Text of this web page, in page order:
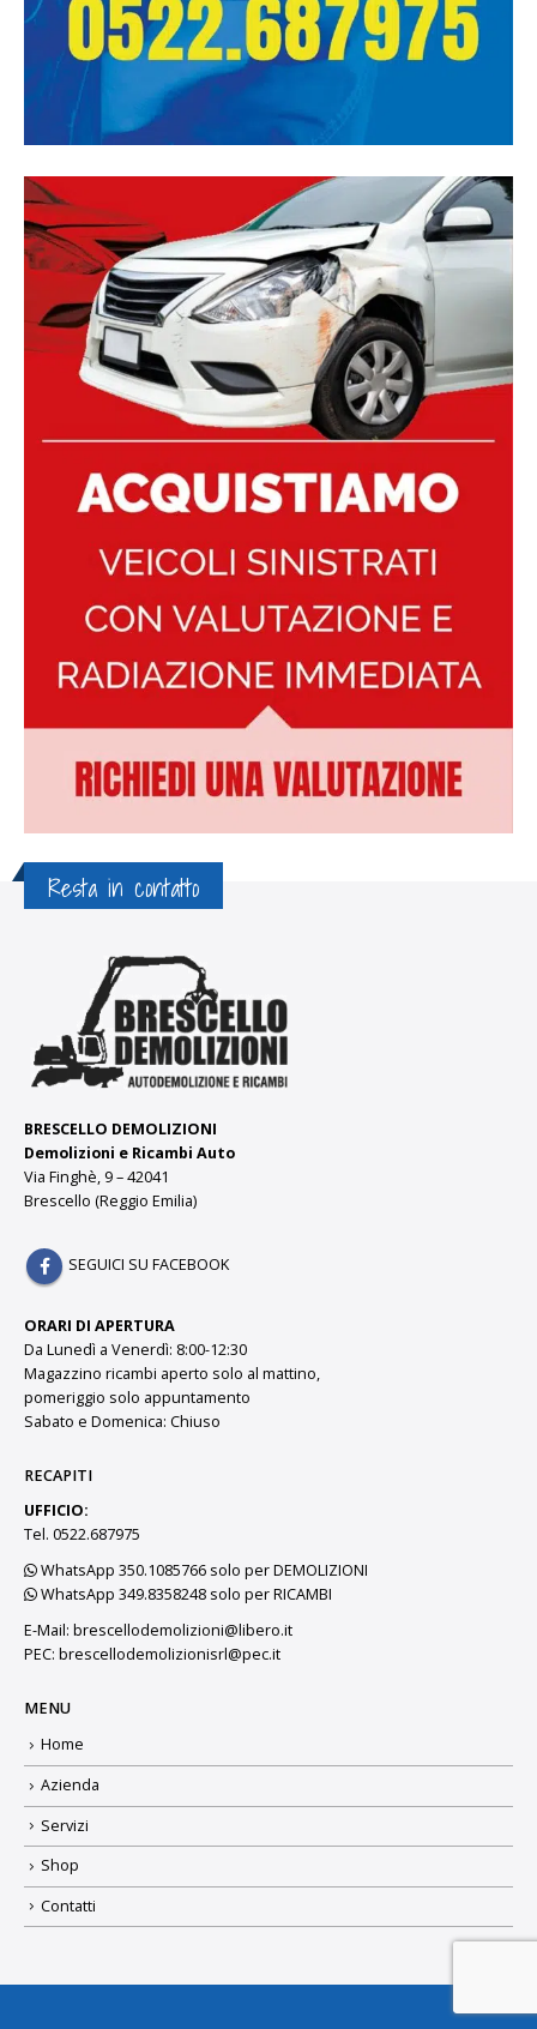
Resta in contatto
BRESCELLO DEMOLIZIONI
Demolizioni e Ricambi Auto
Via Finghè, 9 – 42041
Brescello (Reggio Emilia)
SEGUICI SU FACEBOOK
ORARI DI APERTURA
Da Lunedì a Venerdì: 8:00-12:30
Magazzino ricambi aperto solo al mattino,
pomeriggio solo appuntamento
Sabato e Domenica: Chiuso
RECAPITI
UFFICIO:
Tel. 0522.687975
WhatsApp 350.1085766 solo per DEMOLIZIONI
WhatsApp 349.8358248 solo per RICAMBI
E-Mail: brescellodemolizioni@libero.it
PEC: brescellodemolizionisrl@pec.it
MENU
Home
Azienda
Servizi
Shop
Contatti